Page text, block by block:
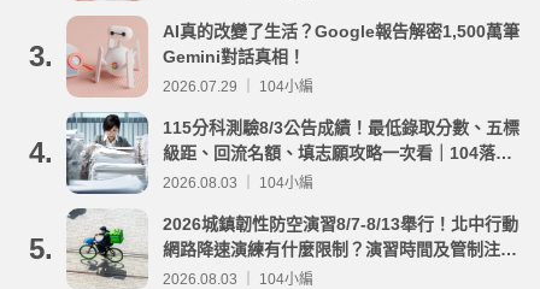
3.
AI真的改變了生活？Google報告解密1,500萬筆
Gemini對話真相！
2026.07.29 ｜ 104小編
4.
115分科測驗8/3公告成績！最低錄取分數、五標
級距、回流名額、填志願攻略一次看｜104落點
分析
2026.08.03 ｜ 104小編
5.
2026城鎮韌性防空演習8/7-8/13舉行！北中行動
網路降速演練有什麼限制？演習時間及管制注意
事項整理
2026.08.03 ｜ 104小編